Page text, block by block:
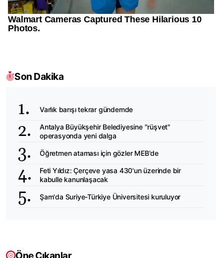
Son Dakika
Varlık barışı tekrar gündemde
Antalya Büyükşehir Belediyesine "rüşvet"
operasyonda yeni dalga
Öğretmen ataması için gözler MEB'de
Feti Yıldız: Çerçeve yasa 430'un üzerinde bir
kabulle kanunlaşacak
Şam'da Suriye-Türkiye Üniversitesi kuruluyor